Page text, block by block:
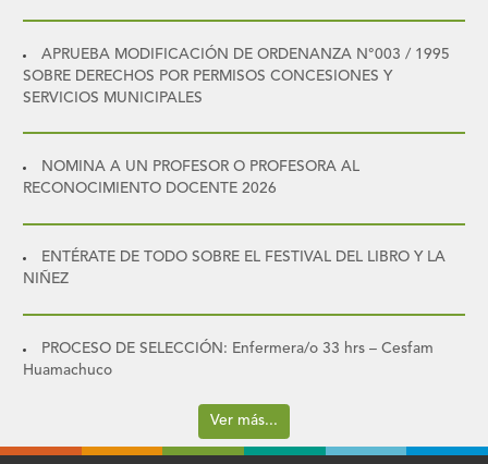
APRUEBA MODIFICACIÓN DE ORDENANZA N°003 / 1995
SOBRE DERECHOS POR PERMISOS CONCESIONES Y
SERVICIOS MUNICIPALES
NOMINA A UN PROFESOR O PROFESORA AL
RECONOCIMIENTO DOCENTE 2026
ENTÉRATE DE TODO SOBRE EL FESTIVAL DEL LIBRO Y LA
NIÑEZ
PROCESO DE SELECCIÓN: Enfermera/o 33 hrs – Cesfam
Huamachuco
Ver más...